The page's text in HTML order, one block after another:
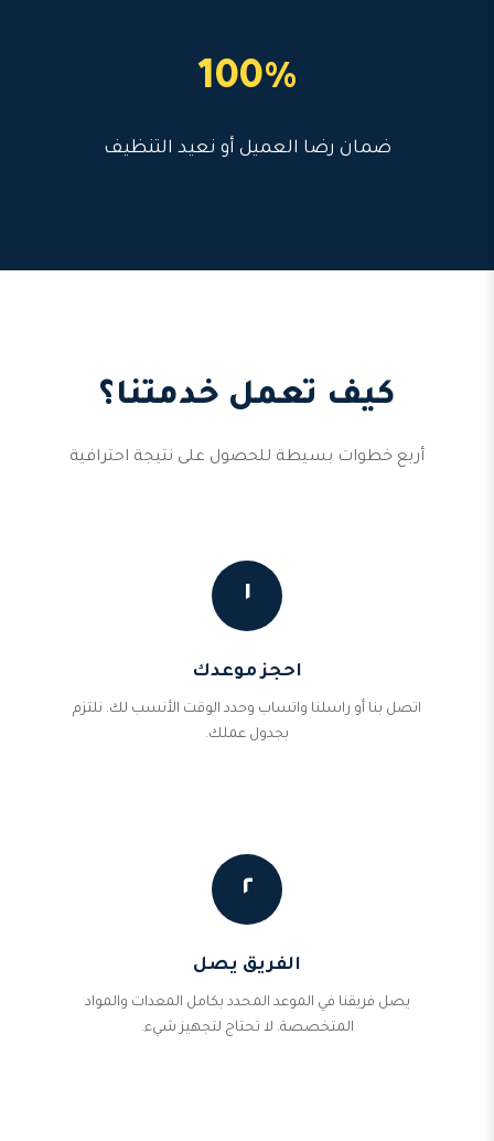
100%
ضمان رضا العميل أو نعيد التنظيف
كيف تعمل خدمتنا؟
أربع خطوات بسيطة للحصول على نتيجة احترافية
١
احجز موعدك
اتصل بنا أو راسلنا واتساب وحدد الوقت الأنسب لك. نلتزم
بجدول عملك.
٢
الفريق يصل
يصل فريقنا في الموعد المحدد بكامل المعدات والمواد
المتخصصة. لا تحتاج لتجهيز شيء.